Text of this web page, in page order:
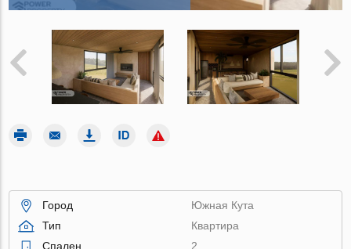
Город
Южная Кута
Тип
Квартира
Спален
2